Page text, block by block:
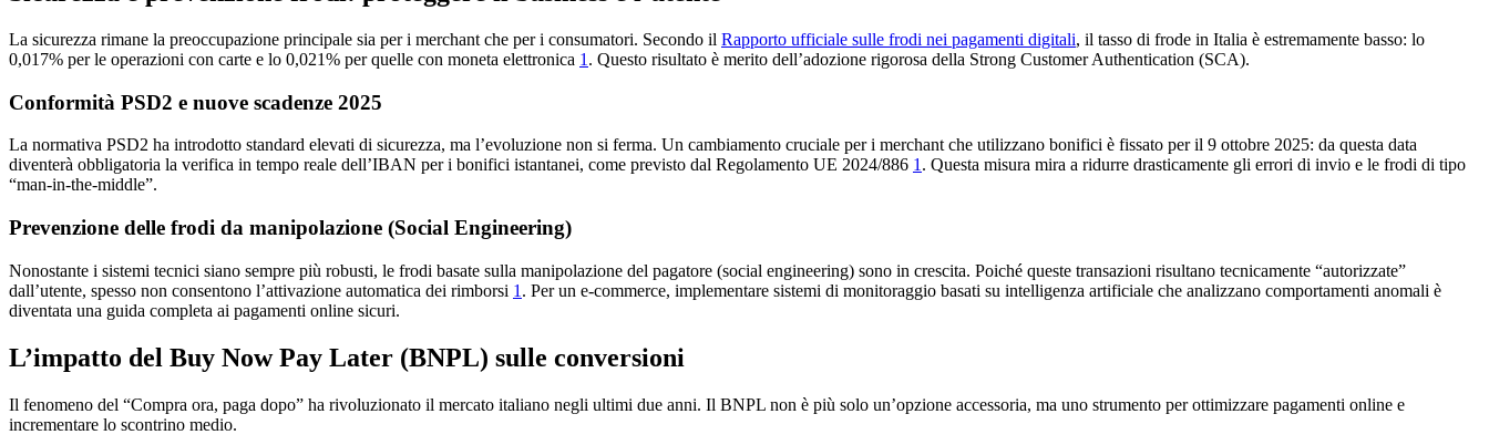
La sicurezza rimane la preoccupazione principale sia per i merchant che per i consumatori. Secondo il Rapporto ufficiale sulle frodi nei pagamenti digitali, il tasso di frode in Italia è estremamente basso: lo
0,017% per le operazioni con carte e lo 0,021% per quelle con moneta elettronica 1 . Questo risultato è merito dell’adozione rigorosa della Strong Customer Authentication (SCA).
Conformità PSD2 e nuove scadenze 2025
La normativa PSD2 ha introdotto standard elevati di sicurezza, ma l’evoluzione non si ferma. Un cambiamento cruciale per i merchant che utilizzano bonifici è fissato per il 9 ottobre 2025: da questa data
diventerà obbligatoria la verifica in tempo reale dell’IBAN per i bonifici istantanei, come previsto dal Regolamento UE 2024/886 1 . Questa misura mira a ridurre drasticamente gli errori di invio e le frodi di tipo
“man-in-the-middle”.
Prevenzione delle frodi da manipolazione (Social Engineering)
Nonostante i sistemi tecnici siano sempre più robusti, le frodi basate sulla manipolazione del pagatore (social engineering) sono in crescita. Poiché queste transazioni risultano tecnicamente “autorizzate”
dall’utente, spesso non consentono l’attivazione automatica dei rimborsi 1 . Per un e-commerce, implementare sistemi di monitoraggio basati su intelligenza artificiale che analizzano comportamenti anomali è
diventata una guida completa ai pagamenti online sicuri.
L’impatto del Buy Now Pay Later (BNPL) sulle conversioni
Il fenomeno del “Compra ora, paga dopo” ha rivoluzionato il mercato italiano negli ultimi due anni. Il BNPL non è più solo un’opzione accessoria, ma uno strumento per ottimizzare pagamenti online e
incrementare lo scontrino medio.